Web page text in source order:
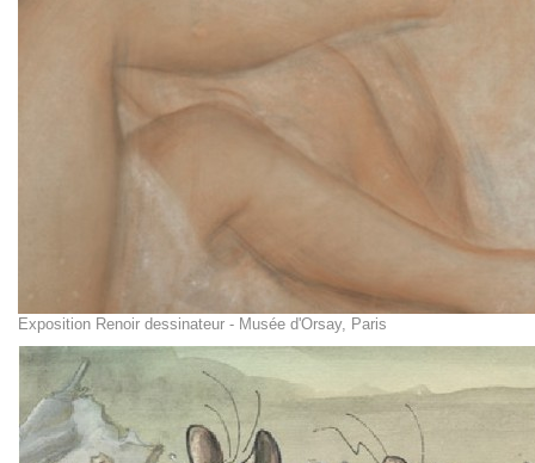
Exposition Renoir dessinateur - Musée d'Orsay, Paris